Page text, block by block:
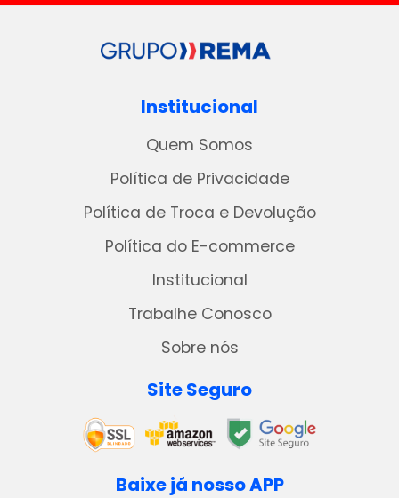
Institucional
Quem Somos
Política de Privacidade
Política de Troca e Devolução
Política do E-commerce
Institucional
Trabalhe Conosco
Sobre nós
Site Seguro
Baixe já nosso APP